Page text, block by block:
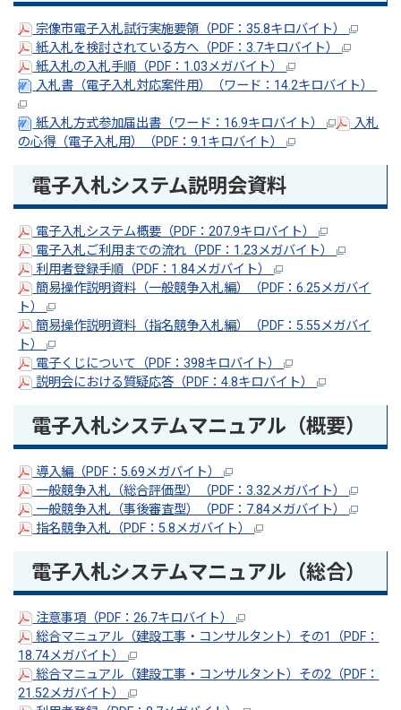
宗像市電子入札試行実施要領（PDF：35.8キロバイト）
紙入札を検討されている方へ（PDF：3.7キロバイト）
紙入札の入札手順（PDF：1.03メガバイト）
入札書（電子入札対応案件用）（ワード：14.2キロバイト）
紙入札方式参加届出書（ワード：16.9キロバイト）
入札
の心得（電子入札用）（PDF：9.1キロバイト）
電子入札システム説明会資料
電子入札システム概要（PDF：207.9キロバイト）
電子入札ご利用までの流れ（PDF：1.23メガバイト）
利用者登録手順（PDF：1.84メガバイト）
簡易操作説明資料（一般競争入札編）（PDF：6.25メガバイ
ト）
簡易操作説明資料（指名競争入札編）（PDF：5.55メガバイ
ト）
電子くじについて（PDF：398キロバイト）
説明会における質疑応答（PDF：4.8キロバイト）
電子入札システムマニュアル（概要）
導入編（PDF：5.69メガバイト）
一般競争入札（総合評価型）（PDF：3.32メガバイト）
一般競争入札（事後審査型）（PDF：7.84メガバイト）
指名競争入札（PDF：5.8メガバイト）
電子入札システムマニュアル（総合）
注意事項（PDF：26.7キロバイト）
総合マニュアル（建設工事・コンサルタント）その1（PDF：
18.74メガバイト）
総合マニュアル（建設工事・コンサルタント）その2（PDF：
21.52メガバイト）